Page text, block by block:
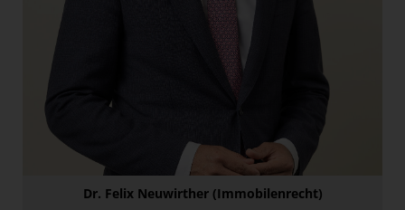
Österreichische Post AG
Paradies Garten
Raisin
section.d
Swiss Life Select
The Companion
Dr. Felix Neuwirther (Immobilenrecht)